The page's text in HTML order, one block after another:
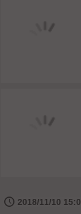
🕔 2018/11/10